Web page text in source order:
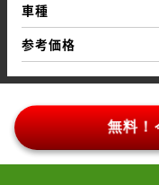
車種
参考価格
無料！